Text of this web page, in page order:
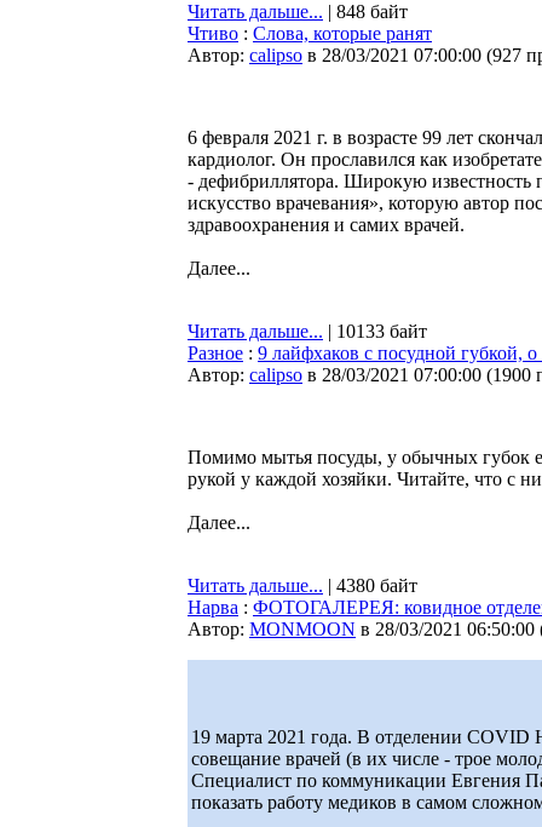
Читать дальше... | 848 байт
Чтиво : Слова, которые ранят
Автор: calipso в 28/03/2021 07:00:00 (927
6 февраля 2021 г. в возрасте 99 лет
кардиолог. Он прославился как
- дефибриллятора. Широкую известность
искусство врачевания», которую автор
здравоохранения и самих врачей.
Далее...
Читать дальше... | 10133 байт
Разное : 9 лайфхаков с посудной губкой,
Автор: calipso в 28/03/2021 07:00:00 (1900
Помимо мытья посуды, у обычных губок
рукой у каждой хозяйки. Читайте, что с
Далее...
Читать дальше... | 4380 байт
Нарва : ФОТОГАЛЕРЕЯ: ковидное
Автор: MONMOON в 28/03/2021 06:50:00
19 марта 2021 года. В отделении
совещание врачей (в их числе - трое
Специалист по коммуникации Евгения
показать работу медиков в самом